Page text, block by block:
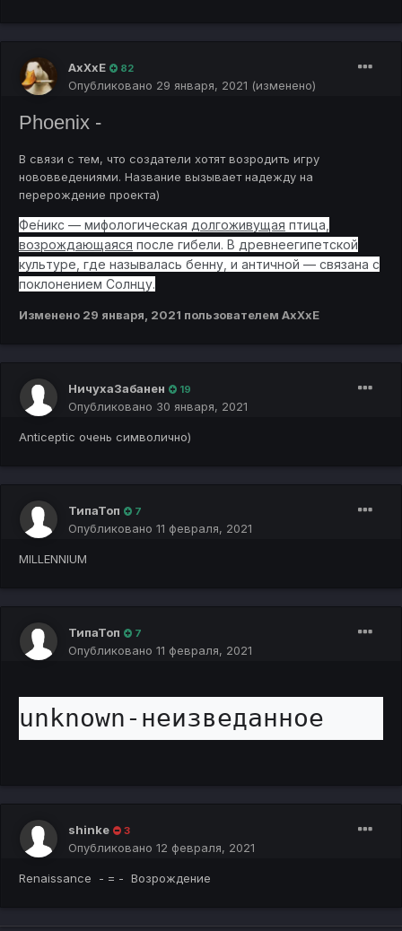
АхХхЕ 82
Опубликовано 29 января, 2021 (изменено)
Phoenix -
В связи с тем, что создатели хотят возродить игру
нововведениями. Название вызывает надежду на
перерождение проекта)
Фе́никс — мифологическая долгоживущая птица,
возрождающаяся после гибели. В древнеегипетской
культуре, где называлась бенну, и античной — связана с
поклонением Солнцу.
Изменено 29 января, 2021 пользователем АхХхЕ
НичухаЗабанен 19
Опубликовано 30 января, 2021
Anticeptic очень символично)
ТипаТоп 7
Опубликовано 11 февраля, 2021
MILLENNIUM
ТипаТоп 7
Опубликовано 11 февраля, 2021
unknown-неизведанное
shinke 3
Опубликовано 12 февраля, 2021
Renaissance - = - Возрождение